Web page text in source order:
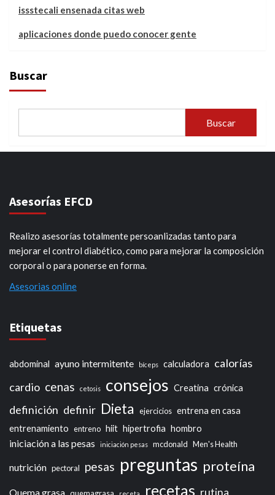
issstecali ensenada citas web
aplicaciones donde puedo conocer gente
Buscar
Buscar
Asesorías EFCD
Realizo asesorías totalmente persoanlizadas tanto para
mejorar el control diabético, como para mejorar la composición
corporal o para ponerse en forma.
Asesorias online
Etiquetas
abdominal ayuno intermitente bíceps calculadora calorías
cardio cenas cetosis consejos Creatina crónica
definición definir Dieta ejercicios entrena en casa
entrenamiento entreno hiit hipertrofia hombro
iniciación a las pesas iniciación pesas mcdonald Men's Health
nutrición pectoral pesas preguntas proteína
Quema grasa recetas rutina